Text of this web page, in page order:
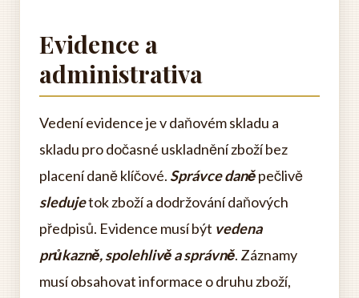
Evidence a
administrativa
Vedení evidence je v daňovém skladu a
skladu pro dočasné uskladnění zboží bez
placení daně klíčové. Správce daněpečlivě
sledujetok zboží a dodržování daňových
předpisů. Evidence musí být vedena
průkazně, spolehlivě a správně. Záznamy
musí obsahovat informace o druhu zboží,